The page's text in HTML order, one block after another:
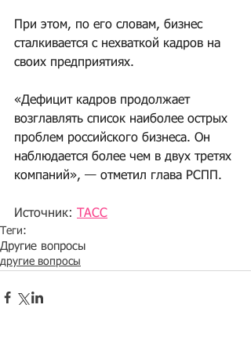
При этом, по его словам, бизнес
сталкивается с нехваткой кадров на
своих предприятиях.
«Дефицит кадров продолжает
возглавлять список наиболее острых
проблем российского бизнеса. Он
наблюдается более чем в двух третях
компаний», — отметил глава РСПП.
Источник: ТАСС
Теги:
Другие вопросы
другие вопросы